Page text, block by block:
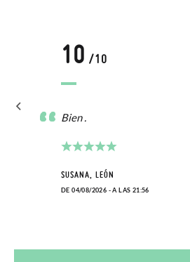
10 /10
Bien .
SUSANA, LEÓN
DE 04/08/2026 - A LAS 21:56